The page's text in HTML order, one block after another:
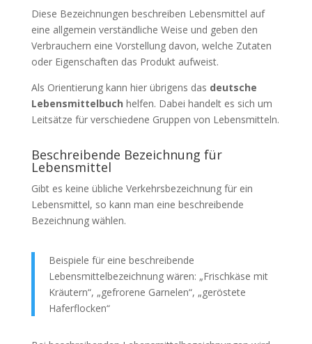
Diese Bezeichnungen beschreiben Lebensmittel auf
eine allgemein verständliche Weise und geben den
Verbrauchern eine Vorstellung davon, welche Zutaten
oder Eigenschaften das Produkt aufweist.
Als Orientierung kann hier übrigens das deutsche
Lebensmittelbuch helfen. Dabei handelt es sich um
Leitsätze für verschiedene Gruppen von Lebensmitteln.
Beschreibende Bezeichnung für
Lebensmittel
Gibt es keine übliche Verkehrsbezeichnung für ein
Lebensmittel, so kann man eine beschreibende
Bezeichnung wählen.
Beispiele für eine beschreibende
Lebensmittelbezeichnung wären: „Frischkäse mit
Kräutern“, „gefrorene Garnelen“, „geröstete
Haferflocken“